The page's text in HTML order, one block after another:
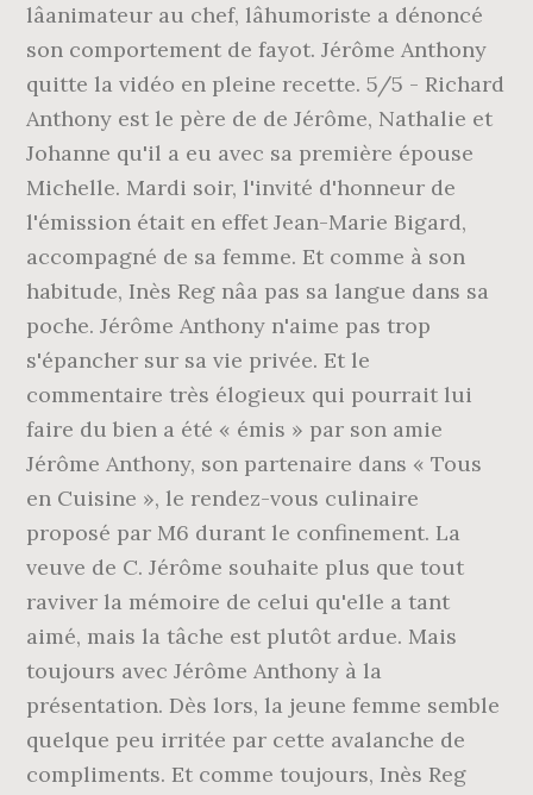
lâanimateur au chef, lâhumoriste a dénoncé
son comportement de fayot. Jérôme Anthony
quitte la vidéo en pleine recette. 5/5 - Richard
Anthony est le père de de Jérôme, Nathalie et
Johanne qu'il a eu avec sa première épouse
Michelle. Mardi soir, l'invité d'honneur de
l'émission était en effet Jean-Marie Bigard,
accompagné de sa femme. Et comme à son
habitude, Inès Reg nâa pas sa langue dans sa
poche. Jérôme Anthony n'aime pas trop
s'épancher sur sa vie privée. Et le
commentaire très élogieux qui pourrait lui
faire du bien a été « émis » par son amie
Jérôme Anthony, son partenaire dans « Tous
en Cuisine », le rendez-vous culinaire
proposé par M6 durant le confinement. La
veuve de C. Jérôme souhaite plus que tout
raviver la mémoire de celui qu'elle a tant
aimé, mais la tâche est plutôt ardue. Mais
toujours avec Jérôme Anthony à la
présentation. Dès lors, la jeune femme semble
quelque peu irritée par cette avalanche de
compliments. Et comme toujours, Inès Reg